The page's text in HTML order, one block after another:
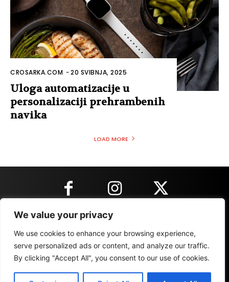
We value your privacy
We use cookies to enhance your browsing experience,
serve personalized ads or content, and analyze our traffic.
By clicking "Accept All", you consent to our use of cookies.
CROSARKA.COM -20 SVIBNJA, 2025
Uloga automatizacije u
personalizaciji prehrambenih
navika
LOAD MORE
KONTAKT INFORMACIJE
IMPRESSUM MARKETING REZULTATI